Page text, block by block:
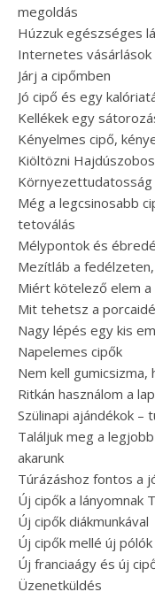
megoldás
Húzzuk egészséges
Internetes vásárlások
Járj a cipőmben
Jó cipő és egy
Kellékek egy
Kényelmes cipő,
Kiöltözni
Még a legcsinosabb
tetoválás
Mélypontok és
Mezítláb a
Miért kötelező elem a
Mit tehetsz a
Nagy lépés egy kis
Napelemes cipők
Nem kell
Ritkán használom a
Szülinapi ajándékok –
Találjuk meg a
akarunk
Túrázáshoz fontos a
Új cipők a lányomnak
Új cipők diákmunkával
Új cipők mellé új pólók
Új franciaágy és új
Üzenetküldés